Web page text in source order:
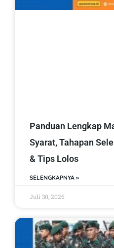
Panduan Lengkap
Syarat, Tahapan
& Tips Lolos
SELENGKAPNYA »
Juli 30, 2026